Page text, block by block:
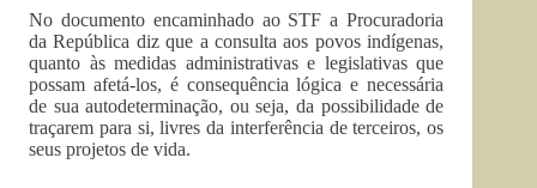
No documento encaminhado ao STF a Procuradoria
da República diz que a consulta aos povos indígenas,
quanto às medidas administrativas e legislativas que
possam afetá-los, é consequência lógica e necessária
de sua autodeterminação, ou seja, da possibilidade de
traçarem para si, livres da interferência de terceiros, os
seus projetos de vida.